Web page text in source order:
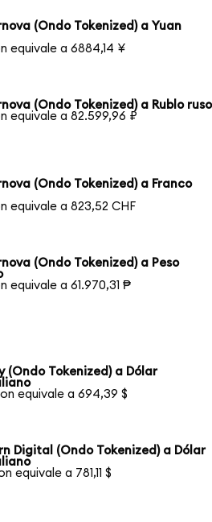
(Ondo Tokenized) a Yuan
equivale a 6884,14 ¥
(Ondo Tokenized) a Rublo ruso
equivale a 82.599,96 ₽
(Ondo Tokenized) a Franco
equivale a 823,52 CHF
(Ondo Tokenized) a Peso
equivale a 61.970,31 ₱
(Ondo Tokenized) a Dólar
equivale a 694,39 $
Digital (Ondo Tokenized) a Dólar
equivale a 781,11 $